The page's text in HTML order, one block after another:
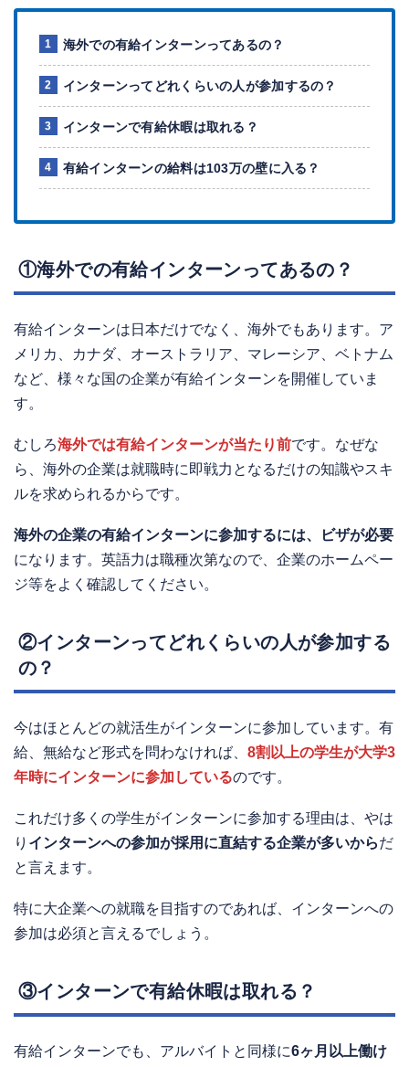
海外での有給インターンってあるの？
インターンってどれくらいの人が参加するの？
インターンで有給休暇は取れる？
有給インターンの給料は103万の壁に入る？
①海外での有給インターンってあるの？
有給インターンは日本だけでなく、海外でもあります。ア
メリカ、カナダ、オーストラリア、マレーシア、ベトナム
など、様々な国の企業が有給インターンを開催していま
す。
むしろ海外では有給インターンが当たり前です。なぜな
ら、海外の企業は就職時に即戦力となるだけの知識やスキ
ルを求められるからです。
海外の企業の有給インターンに参加するには、ビザが必要
になります。英語力は職種次第なので、企業のホームペー
ジ等をよく確認してください。
②インターンってどれくらいの人が参加する
の？
今はほとんどの就活生がインターンに参加しています。有
給、無給など形式を問わなければ、 8割以上の学生が大学3
年時にインターンに参加しているのです。
これだけ多くの学生がインターンに参加する理由は、やは
り インターンへの参加が採用に直結する企業が多いからだ
と言えます。
特に大企業への就職を目指すのであれば、インターンへの
参加は必須と言えるでしょう。
③インターンで有給休暇は取れる？
有給インターンでも、アルバイトと同様に6ヶ月以上働け